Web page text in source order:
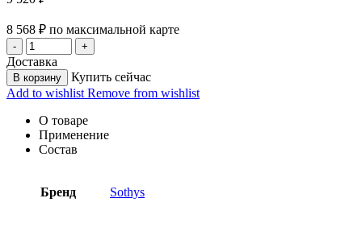
8 568 ₽ по максимальной карте
Доставка
В корзину
Купить сейчас
Add to wishlist Remove from wishlist
О товаре
Применение
Состав
Бренд Sothys